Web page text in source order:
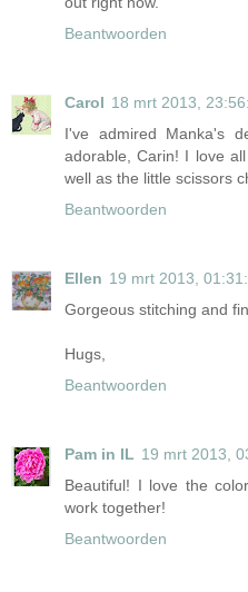
Beantwoorden
Carol 18 mrt 2013,
I've admired Manka's
adorable, Carin! I love
well as the little scissors
Beantwoorden
Ellen 19 mrt 2013,
Gorgeous stitching and
Hugs,
Beantwoorden
Pam in IL 19 mrt 2013,
Beautiful! I love the
work together!
Beantwoorden